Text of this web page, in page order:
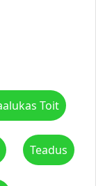
Toit
Teadus